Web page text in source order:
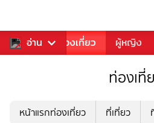
อ่าน
อาหาร ท่องเที่ยว ผู้หญิง
ท่องเที่
หน้าแรกท่องเที่ยว ที่เที่ยว